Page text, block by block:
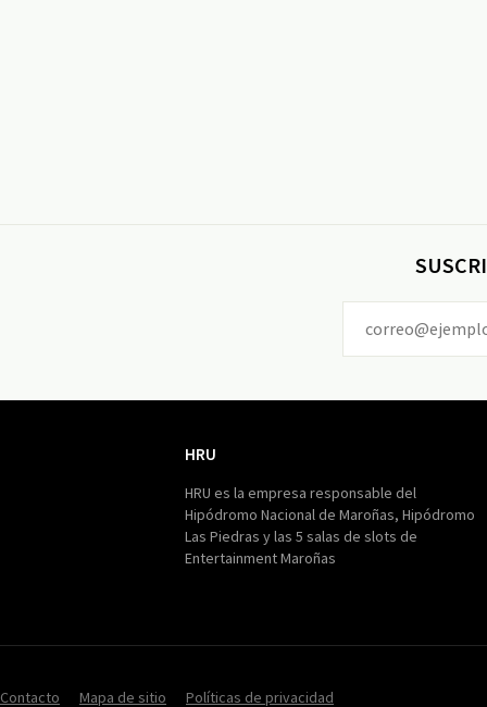
HRU
HRU es la empresa responsable del
Hipódromo Nacional de Maroñas, Hipódromo
Las Piedras y las 5 salas de slots de
Entertainment Maroñas
Contacto Mapa de sitio Políticas de privacidad